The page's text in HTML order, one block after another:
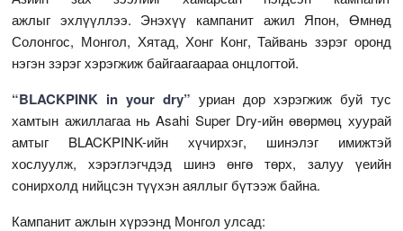
ажлыг эхлүүллээ. Энэхүү кампанит ажил Япон, Өмнөд
Солонгос, Монгол, Хятад, Хонг Конг, Тайвань зэрэг оронд
нэгэн зэрэг хэрэгжиж байгаагаараа онцлогтой.
“BLACKPINK in your dry” уриан дор хэрэгжиж буй тус
хамтын ажиллагаа нь Asahi Super Dry-ийн өвөрмөц хуурай
амтыг BLACKPINK-ийн хүчирхэг, шинэлэг имижтэй
хослуулж, хэрэглэгчдэд шинэ өнгө төрх, залуу үеийн
сонирхолд нийцсэн түүхэн аяллыг бүтээж байна.
Кампанит ажлын хүрээнд Монгол улсад: